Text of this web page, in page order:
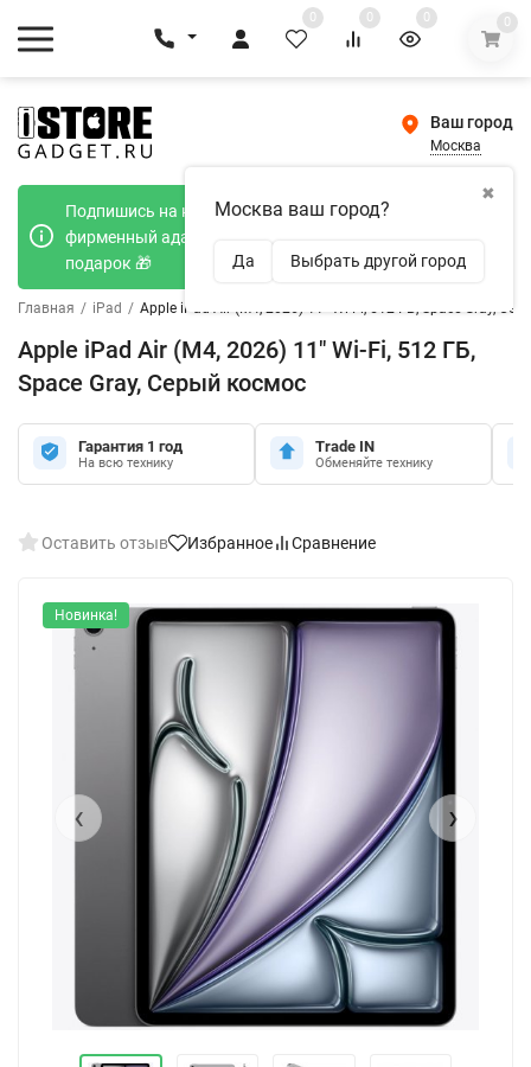
0 0 0 0
Ваш город
Москва
✖
Москва ваш город?
Да Выбрать другой город
Подпишись на наш телеграмм канал и получи
фирменный адаптер Type-C 20W при покупке в
подарок 🎁
Главная / iPad / Apple iPad Air (M4, 2026) 11" Wi-Fi, 512 ГБ, Space Gray,
Apple iPad Air (M4, 2026) 11" Wi-Fi, 512 ГБ,
Space Gray, Серый космос
Гарантия 1 год
На всю технику
Trade IN
Обменяйте технику
Оставить отзыв Избранное Сравнение
Новинка!
‹ ›